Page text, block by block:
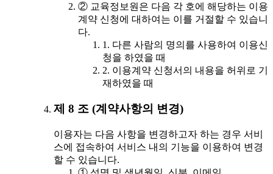
② 교육정보원은 다음 각 호에 해당하는 이용
계약 신청에 대하여는 이를 거절할 수 있습니
다.
1. 다른 사람의 명의를 사용하여 이용신
청을 하였을 때
2. 이용계약 신청서의 내용을 허위로 기
재하였을 때
제 8 조 (계약사항의 변경)
이용자는 다음 사항을 변경하고자 하는 경우 서비
스에 접속하여 서비스 내의 기능을 이용하여 변경
할 수 있습니다.